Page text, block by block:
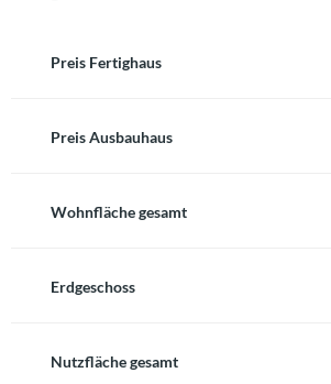
Preis Fertighaus
Preis Ausbauhaus
Wohnfläche gesamt
Erdgeschoss
Nutzfläche gesamt